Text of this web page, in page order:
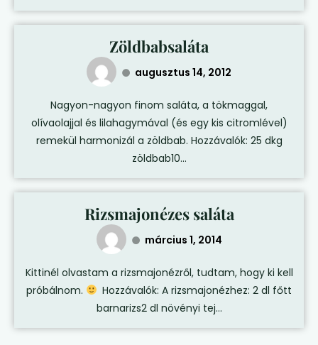
Zöldbabsaláta
augusztus 14, 2012
Nagyon-nagyon finom saláta, a tökmaggal,
olívaolajjal és lilahagymával (és egy kis citromlével)
remekül harmonizál a zöldbab. Hozzávalók: 25 dkg
zöldbab10...
Rizsmajonézes saláta
március 1, 2014
Kittinél olvastam a rizsmajonézről, tudtam, hogy ki kell
próbálnom.
Hozzávalók: A rizsmajonézhez: 2 dl főtt
barnarizs2 dl növényi tej...